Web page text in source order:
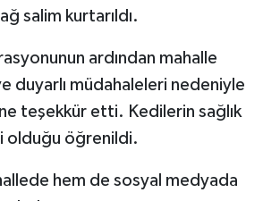
salim kurtarıldı.
ardından mahalle
duyarlı müdahaleleri nedeniyle
teşekkür etti. Kedilerin sağlık
olduğu öğrenildi.
hem de sosyal medyada